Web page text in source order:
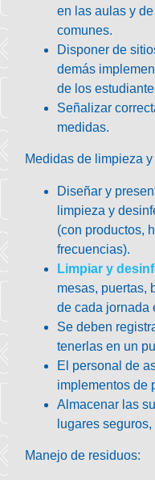
en las aulas y
comunes.
Disponer de
demás
de los
Señalizar
medidas.
Medidas de limpieza
Diseñar y
limpieza y
(con productos,
frecuencias).
Limpiar y
mesas, puertas,
de cada jornada
Se deben
tenerlas en un
El personal de
implementos de
Almacenar las
lugares
Manejo de residuos: